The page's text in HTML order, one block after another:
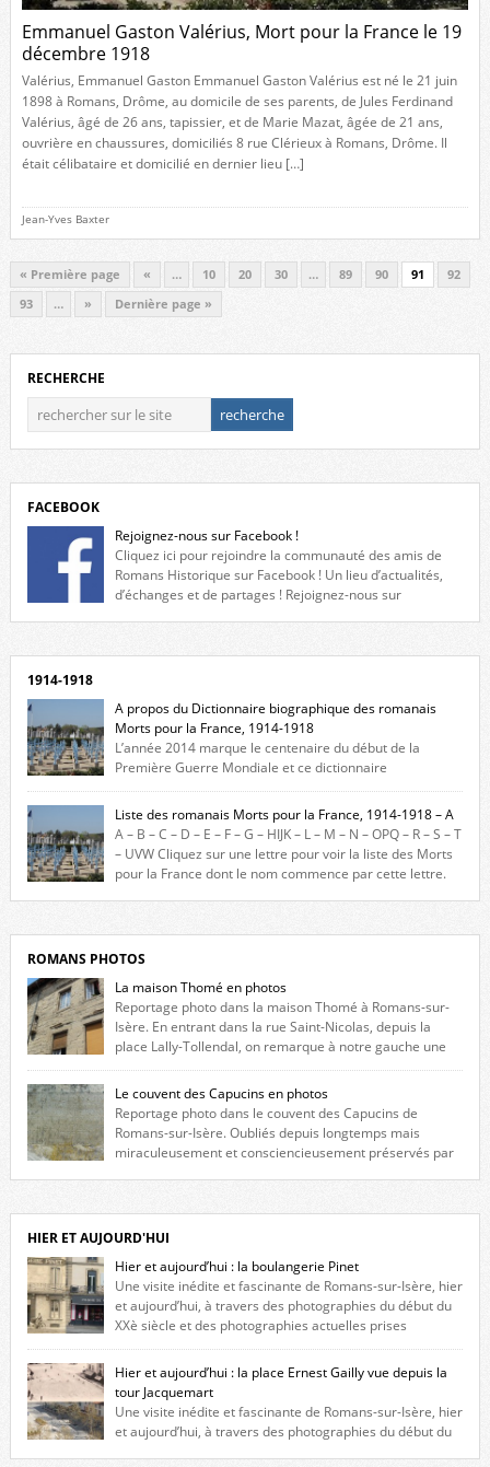
Emmanuel Gaston Valérius, Mort pour la France le 19
décembre 1918
Valérius, Emmanuel Gaston Emmanuel Gaston Valérius est né le 21 juin
1898 à Romans, Drôme, au domicile de ses parents, de Jules Ferdinand
Valérius, âgé de 26 ans, tapissier, et de Marie Mazat, âgée de 21 ans,
ouvrière en chaussures, domiciliés 8 rue Clérieux à Romans, Drôme. Il
était célibataire et domicilié en dernier lieu […]
Jean-Yves Baxter
« Première page « … 10 20 30 … 89 90 91
92
93
… » Dernière page »
RECHERCHE
FACEBOOK
Rejoignez-nous sur Facebook !
Cliquez ici pour rejoindre la communauté des amis de
Romans Historique sur Facebook ! Un lieu d’actualités,
d’échanges et de partages ! Rejoignez-nous sur
1914-1918
A propos du Dictionnaire biographique des romanais
Morts pour la France, 1914-1918
L’année 2014 marque le centenaire du début de la
Première Guerre Mondiale et ce dictionnaire
biographique veut rendre hommage aux romanais Morts pour la
France durant ce conflit. La base de cette recherche historique est
constituée des noms gravés sur les plaques commémoratives de
l’Hôtel de Ville, du lycée du Dauphiné et du lycée Triboulet, […]
Liste des romanais Morts pour la France, 1914-1918 – A
A – B – C – D – E – F – G – HIJK – L – M – N – OPQ – R – S – T
– UVW Cliquez sur une lettre pour voir la liste des Morts
pour la France dont le nom commence par cette lettre.
ROMANS PHOTOS
La maison Thomé en photos
Reportage photo dans la maison Thomé à Romans-sur-
Isère. En entrant dans la rue Saint-Nicolas, depuis la
place Lally-Tollendal, on remarque à notre gauche une
maison construite au XVIè siècle. Les deux façades sont ornées de
fenêtres jumelles à meneaux. Entre ces deux étages, on peut voir une
niche qui contient une statue de la Vierge. […]
Le couvent des Capucins en photos
Reportage photo dans le couvent des Capucins de
Romans-sur-Isère. Oubliés depuis longtemps mais
miraculeusement et consciencieusement préservés par
l’histoire de la redécouverte de vestiges du couvent des Capucins ! Petit
retour sur l’histoire […]
HIER ET AUJOURD'HUI
Hier et aujourd’hui : la boulangerie Pinet
Une visite inédite et fascinante de Romans-sur-Isère, hier
et aujourd’hui, à travers des photographies du début du
XXè siècle et des photographies actuelles prises
exactement dans le même cadre ! A l’angle de la place Jean Jaurès et de
l’avenue Victor Hugo (à côté d’Intermarché), à Romans. La boulangerie
Jules Pinet est inscrite dans le […]
Hier et aujourd’hui : la place Ernest Gailly vue depuis la
tour Jacquemart
Une visite inédite et fascinante de Romans-sur-Isère, hier
et aujourd’hui, à travers des photographies du début du